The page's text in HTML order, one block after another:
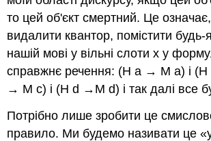
то цей об'єкт смертний. Це
видалити квантор, помістити будь-
нашій мові у вільні слотих у
справжнє речення: (H a → M a) і (H
→ M c) і (H d →M d) і так далі все
Потрібно лише зробити це
правило. Ми будемо називати це